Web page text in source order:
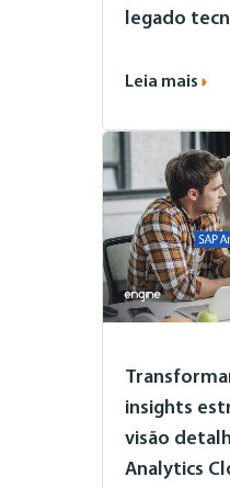
legado
Leia mais
insights
visão
Analytics